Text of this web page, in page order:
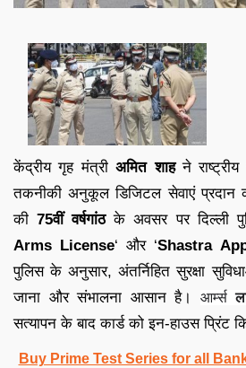
केंद्रीय गृह मंत्रीअमित शाहने राष्ट्रीय
तकनीकी अनुकूल डिजिटल सेवाएं प्रदान
की75वीं वर्षगांठके अवसर पर दिल्ली
Arms License‘ और ‘Shastra
पुलिस के अनुसार, अंतर्निहित सुरक्षा
जाना और संभालना आसान है। आर्म्स
सत्यापन के बाद कार्ड को इन-हाउस प्रिंट
Buy Prime Test Series for all